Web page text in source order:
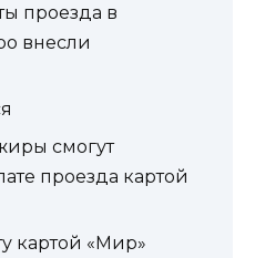
проезда в
внесли
смогут
проезда картой
картой «Мир»